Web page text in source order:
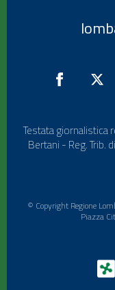
Testata giornalistica
Bertani - Reg. Trib.
© Copyright Regione
Piazza